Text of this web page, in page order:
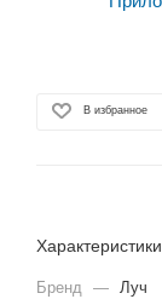
В избранное
Характеристики
Бренд — Луч